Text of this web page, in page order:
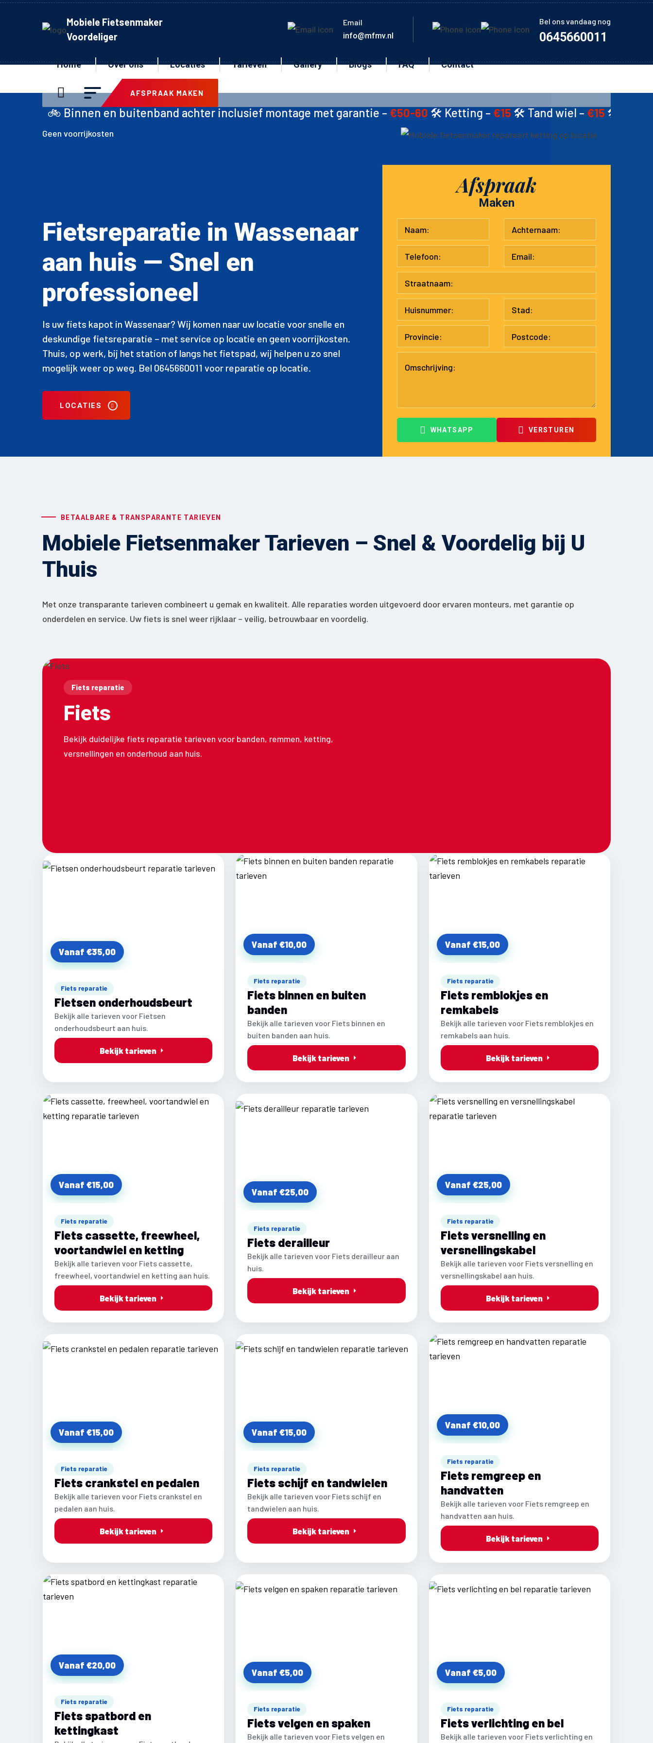
Mobiele Fietsenmaker
Voordeliger
Email
info@mfmv.nl
Bel ons vandaag nog
0645660011
Home Over ons Locaties Tarieven Gallery Blogs FAQ Contact
AFSPRAAK MAKEN
en buitenband achter inclusief montage met garantie –€50-60🛠️ Ketting –€15🛠️ Tand wiel –€15🛠️ Schijfremmen –
Geen voorrijkosten
Fietsreparatie in Wassenaar
aan huis — Snel en
professioneel
Is uw fiets kapot in Wassenaar? Wij komen naar uw locatie voor snelle en
deskundige fietsreparatie – met service op locatie en geen voorrijkosten.
Thuis, op werk, bij het station of langs het fietspad, wij helpen u zo snel
mogelijk weer op weg. Bel 0645660011 voor reparatie op locatie.
LOCATIES
Afspraak
Maken
WHATSAPP VERSTUREN
BETAALBARE & TRANSPARANTE TARIEVEN
Mobiele Fietsenmaker Tarieven – Snel & Voordelig bij U
Thuis
Met onze transparante tarieven combineert u gemak en kwaliteit. Alle reparaties worden uitgevoerd door ervaren monteurs, met garantie op
onderdelen en service. Uw fiets is snel weer rijklaar – veilig, betrouwbaar en voordelig.
Fiets reparatie
Fiets
Bekijk duidelijke fiets reparatie tarieven voor banden, remmen, ketting,
versnellingen en onderhoud aan huis.
Vanaf €35,00
Fiets reparatie
Fietsen onderhoudsbeurt
Bekijk alle tarieven voor Fietsen
onderhoudsbeurt aan huis.
Bekijk tarieven
Vanaf €10,00
Fiets reparatie
Fiets binnen en buiten
banden
Bekijk alle tarieven voor Fiets binnen en
buiten banden aan huis.
Bekijk tarieven
Vanaf €15,00
Fiets reparatie
Fiets remblokjes en
remkabels
Bekijk alle tarieven voor Fiets remblokjes en
remkabels aan huis.
Bekijk tarieven
Vanaf €15,00
Fiets reparatie
Fiets cassette, freewheel,
voortandwiel en ketting
Bekijk alle tarieven voor Fiets cassette,
freewheel, voortandwiel en ketting aan huis.
Bekijk tarieven
Vanaf €25,00
Fiets reparatie
Fiets derailleur
Bekijk alle tarieven voor Fiets derailleur aan
huis.
Bekijk tarieven
Vanaf €25,00
Fiets reparatie
Fiets versnelling en
versnellingskabel
Bekijk alle tarieven voor Fiets versnelling en
versnellingskabel aan huis.
Bekijk tarieven
Vanaf €15,00
Fiets reparatie
Fiets crankstel en pedalen
Bekijk alle tarieven voor Fiets crankstel en
pedalen aan huis.
Bekijk tarieven
Vanaf €15,00
Fiets reparatie
Fiets schijf en tandwielen
Bekijk alle tarieven voor Fiets schijf en
tandwielen aan huis.
Bekijk tarieven
Vanaf €10,00
Fiets reparatie
Fiets remgreep en
handvatten
Bekijk alle tarieven voor Fiets remgreep en
handvatten aan huis.
Bekijk tarieven
Vanaf €20,00
Fiets reparatie
Fiets spatbord en
kettingkast
Vanaf €5,00
Fiets reparatie
Fiets velgen en spaken
Bekijk alle tarieven voor Fiets velgen en
Vanaf €5,00
Fiets reparatie
Fiets verlichting en bel
Bekijk alle tarieven voor Fiets verlichting en